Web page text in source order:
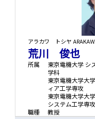
アラカワ トシヤ
荒川 俊也
所属
東京電機大学 シ
学科
東京電機大学大
ィア工学専攻
東京電機大学大
システム工学専攻
職種
教授